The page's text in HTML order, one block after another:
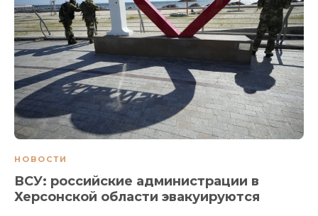
НОВОСТИ
ВСУ: российские администрации в
Херсонской области эвакуируются